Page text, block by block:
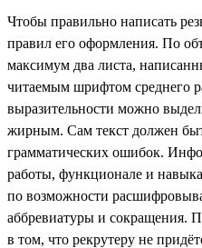
Чтобы правильно написать
правил его оформления. По
максимум два листа,
читаемым шрифтом среднего
выразительности можно
жирным. Сам текст должен
грамматических ошибок.
работы, функционале и
по возможности
аббревиатуры и сокращения.
в том, что рекрутеру не